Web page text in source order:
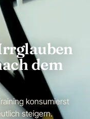
dem
konsumierst
steigern.